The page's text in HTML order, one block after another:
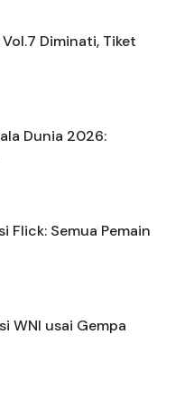
Diminati, Tiket
Dunia 2026:
Flick: Semua Pemain
WNI usai Gempa